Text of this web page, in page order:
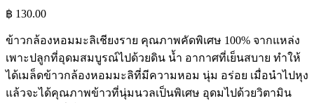
฿ 130.00
ข้าวกล้องหอมมะลิเชียงราย คุณภาพคัดพิเศษ 100% จากแหล่ง
เพาะปลูกที่อุดมสมบูรณ์ไปด้วยดิน น้ำ อากาศที่เย็นสบาย ทำให้
ได้เมล็ดข้าวกล้องหอมมะลิที่มีความหอม นุ่ม อร่อย เมื่อนำไปหุง
แล้วจะได้คุณภาพข้าวที่นุ่มนวลเป็นพิเศษ อุดมไปด้วยวิตามิน